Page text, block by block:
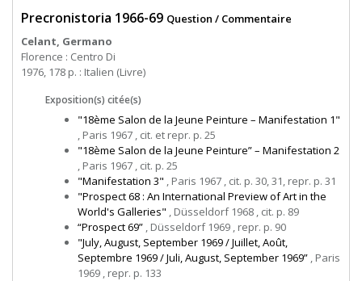
Precronistoria 1966-69 Question / Commentaire
Celant, Germano
Florence : Centro Di
1976, 178 p. : Italien (Livre)
Exposition(s) citée(s)
"18ème Salon de la Jeune Peinture – Manifestation 1"
, Paris 1967 , cit. et repr. p. 25
"18ème Salon de la Jeune Peinture” – Manifestation 2
, Paris 1967 , cit. p. 25
"Manifestation 3" , Paris 1967 , cit. p. 30, 31, repr. p. 31
"Prospect 68 : An International Preview of Art in the
World's Galleries" , Düsseldorf 1968 , cit. p. 89
“Prospect 69” , Düsseldorf 1969 , repr. p. 90
"July, August, September 1969 / Juillet, Août,
Septembre 1969 / Juli, August, September 1969” , Paris
1969 , repr. p. 133